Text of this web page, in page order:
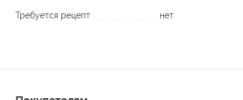
Требуется рецепт нет